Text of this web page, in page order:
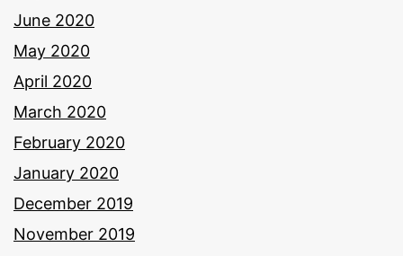
June 2020
May 2020
April 2020
March 2020
February 2020
January 2020
December 2019
November 2019